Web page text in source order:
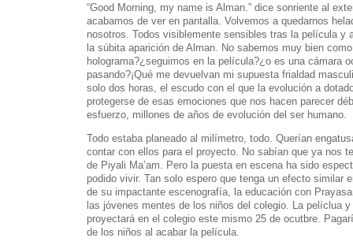
“Good Morning, my name is Alman.” dice sonriente al
acabamos de ver en pantalla. Volvemos a quedarnos
nosotros. Todos visiblemente sensibles tras la película y
la súbita aparición de Alman. No sabemos muy bien
holograma?¿seguimos en la película?¿o es una cámara
pasando?¡Qué me devuelvan mi supuesta frialdad
solo dos horas, el escudo con el que la evolución a
protegerse de esas emociones que nos hacen parecer
esfuerzo, millones de años de evolución del ser humano.
Todo estaba planeado al milímetro, todo. Querían
contar con ellos para el proyecto. No sabían que ya nos
de Piyali Ma’am. Pero la puesta en escena ha sido
podido vivir. Tan solo espero que tenga un efecto similar
de su impactante escenografía, la educación con
las jóvenes mentes de los niños del colegio. La pelíclua
proyectará en el colegio este mismo 25 de ocutbre.
de los niños al acabar la película.